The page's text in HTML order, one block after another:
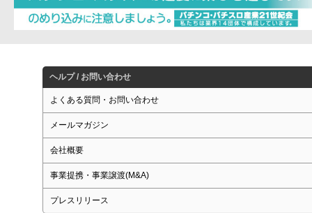
ヘルプ / お問い合わせ
よくある質問・お問い合わせ
メールマガジン
会社概要
事業提携・事業譲渡(M&A)
プレスリリース